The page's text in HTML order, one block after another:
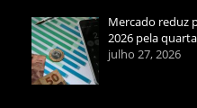
Mercado reduz
2026 pela
julho 27, 2026